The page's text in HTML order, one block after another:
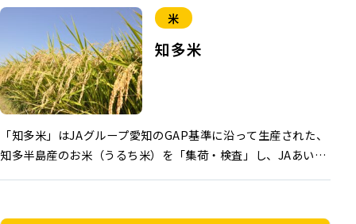
米
知多米
「知多米」はJAグループ愛知のGAP基準に沿って生産された、
知多半島産のお米（うるち米）を「集荷・検査」し、JAあいち